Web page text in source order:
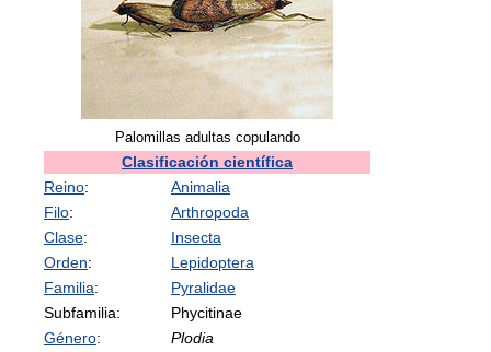
Palomillas adultas copulando
Clasificación científica
Reino:
Animalia
Filo:
Arthropoda
Clase:
Insecta
Orden:
Lepidoptera
Familia:
Pyralidae
Subfamilia:
Phycitinae
Género:
Plodia